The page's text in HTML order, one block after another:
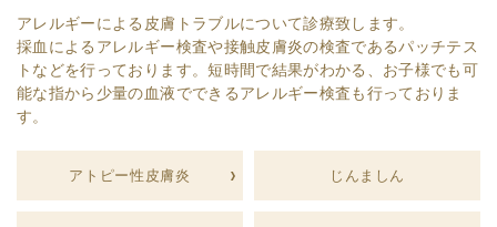
アレルギーによる皮膚トラブルについて診療致します。
採血によるアレルギー検査や接触皮膚炎の検査であるパッチテス
トなどを行っております。短時間で結果がわかる、お子様でも可
能な指から少量の血液でできるアレルギー検査も行っておりま
す。
アトピー性皮膚炎 じんましん